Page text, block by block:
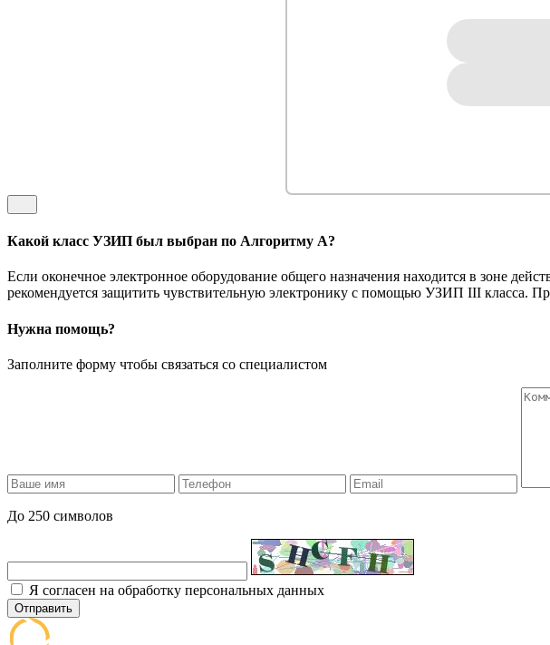
Какой класс УЗИП был выбран по Алгоритму А?
Если оконечное электронное оборудование общего назначения находится в зоне
рекомендуется защитить чувствительную электронику с помощью УЗИП III класса.
Нужна помощь?
Заполните форму чтобы связаться со специалистом
До 250 символов
Я согласен на обработку персональных данных
Отправить